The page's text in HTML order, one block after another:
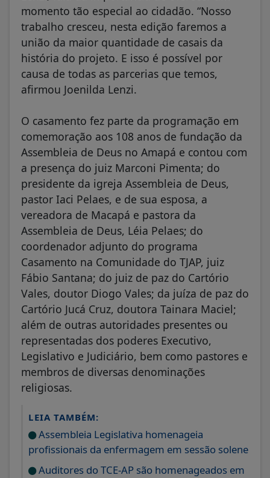
momento tão especial ao cidadão. “Nosso
trabalho cresceu, nesta edição faremos a
união da maior quantidade de casais da
história do projeto. E isso é possível por
causa de todas as parcerias que temos,
afirmou Joenilda Lenzi.
O casamento fez parte da programação em
comemoração aos 108 anos de fundação da
Assembleia de Deus no Amapá e contou com
a presença do juiz Marconi Pimenta; do
presidente da igreja Assembleia de Deus,
pastor Iaci Pelaes, e de sua esposa, a
vereadora de Macapá e pastora da
Assembleia de Deus, Léia Pelaes; do
coordenador adjunto do programa
Casamento na Comunidade do TJAP, juiz
Fábio Santana; do juiz de paz do Cartório
Vales, doutor Diogo Vales; da juíza de paz do
Cartório Jucá Cruz, doutora Tainara Maciel;
além de outras autoridades presentes ou
representadas dos poderes Executivo,
Legislativo e Judiciário, bem como pastores e
membros de diversas denominações
religiosas.
LEIA TAMBÉM:
Assembleia Legislativa homenageia
profissionais da enfermagem em sessão solene
Auditores do TCE-AP são homenageados em